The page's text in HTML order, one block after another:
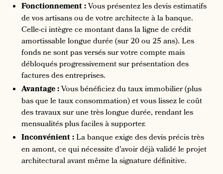
Fonctionnement :Vous présentez les devis estimatifs
de vos artisans ou de votre architecte à la banque.
Celle-ci intègre ce montant dans la ligne de crédit
amortissable longue durée (sur 20 ou 25 ans). Les
fonds ne sont pas versés sur votre compte mais
débloqués progressivement sur présentation des
factures des entreprises.
Avantage :Vous bénéficiez du taux immobilier (plus
bas que le taux consommation) et vous lissez le coût
des travaux sur une très longue durée, rendant les
mensualités plus faciles à supporter.
Inconvénient :La banque exige des devis précis très
en amont, ce qui nécessite d'avoir déjà validé le projet
architectural avant même la signature définitive.